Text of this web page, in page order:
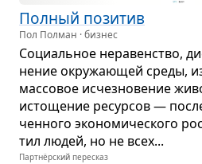
Пол­ный пози­тив
Пол Полман · бизнес
Соци­аль­ное нера­вен­ство,
не­ние окру­жа­ю­щей среды,
мас­со­вое исчез­но­ве­ние
исто­ще­ние ресур­сов —
чен­ного эко­но­ми­че­ского
тил людей, но не всех...
Партнёрский пересказ